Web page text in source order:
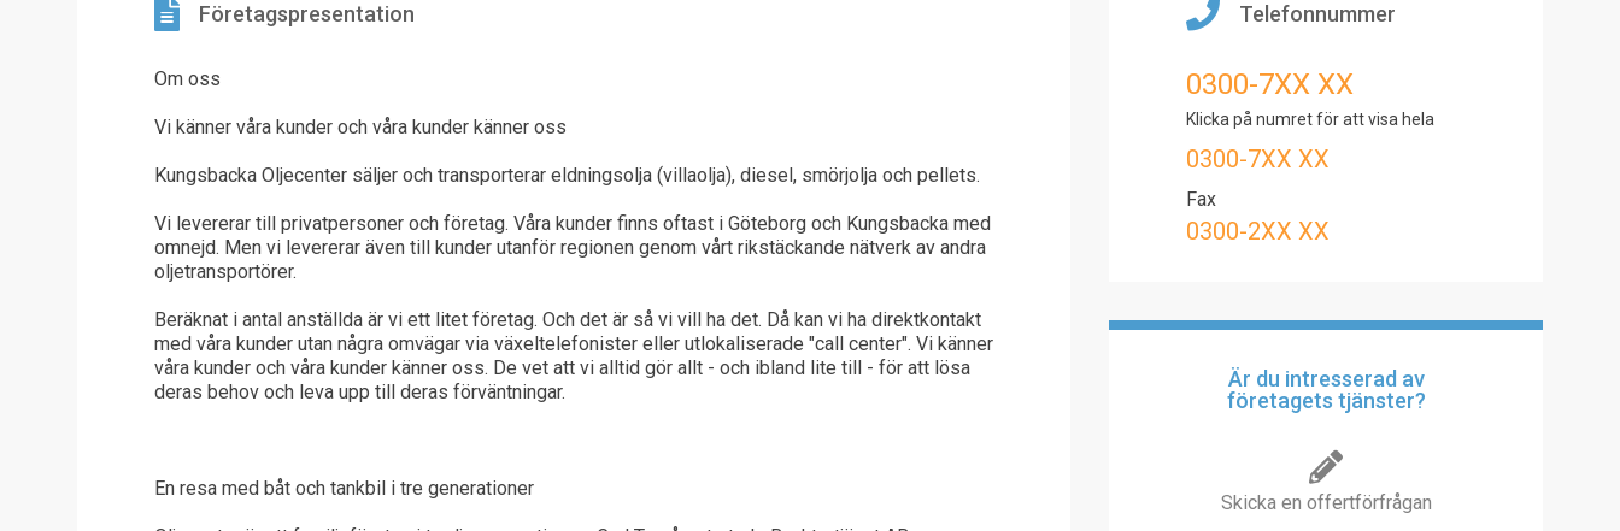
Företagspresentation
Om oss
Vi känner våra kunder och våra kunder känner oss
Kungsbacka Oljecenter säljer och transporterar eldningsolja (villaolja), diesel, smörjolja och pellets.
Vi levererar till privatpersoner och företag. Våra kunder finns oftast i Göteborg och Kungsbacka med
omnejd. Men vi levererar även till kunder utanför regionen genom vårt rikstäckande nätverk av andra
oljetransportörer.
Beräknat i antal anställda är vi ett litet företag. Och det är så vi vill ha det. Då kan vi ha direktkontakt
med våra kunder utan några omvägar via växeltelefonister eller utlokaliserade "call center". Vi känner
våra kunder och våra kunder känner oss. De vet att vi alltid gör allt - och ibland lite till - för att lösa
deras behov och leva upp till deras förväntningar.
En resa med båt och tankbil i tre generationer
Telefonnummer
0300-7XX XX
Klicka på numret för att visa hela
0300-7XX XX
Fax
0300-2XX XX
Är du intresserad av
företagets tjänster?
Skicka en offertförfrågan